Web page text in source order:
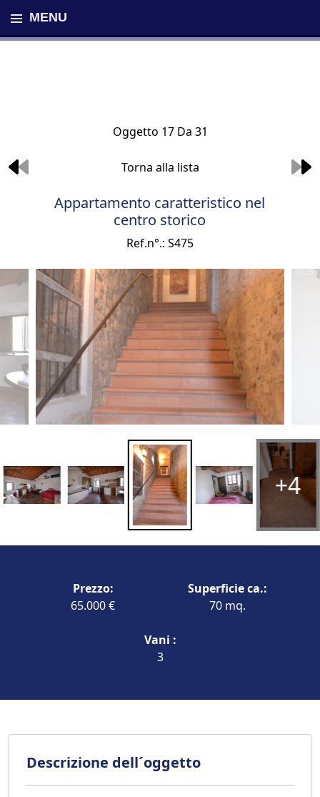
MENU
Oggetto 17 Da 31
Torna alla lista
Appartamento caratteristico nel
centro storico
Ref.n°.: S475
+4
Prezzo:
65.000 €
Superficie ca.:
70 mq.
Vani :
3
Descrizione dell´oggetto